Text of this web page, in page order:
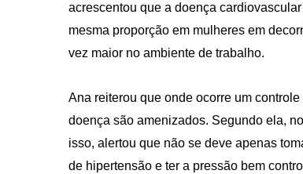
acrescentou que a doença
mesma proporção em mulheres em
vez maior no ambiente de trabalho.
Ana reiterou que onde ocorre um
doença são amenizados. Segundo ela,
isso, alertou que não se deve apenas
de hipertensão e ter a pressão bem
CRF-AL reforça
farmacêutico em
da Anvisa sobre
base de Cannabis